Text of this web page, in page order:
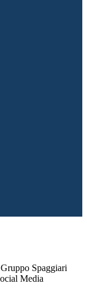
Spaggiari
Media